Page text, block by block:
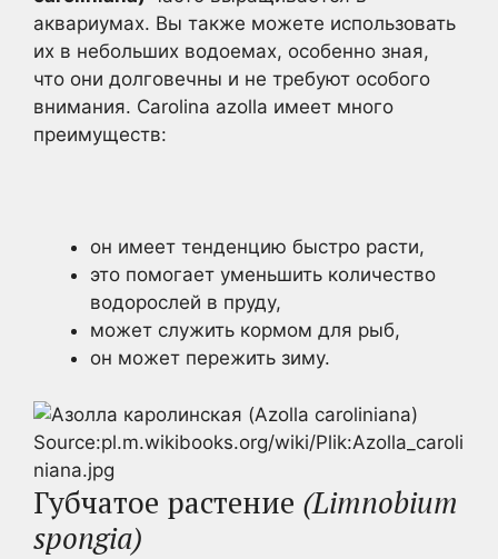
аквариумах. Вы также можете использовать
их в небольших водоемах, особенно зная,
что они долговечны и не требуют особого
внимания. Carolina azolla имеет много
преимуществ:
он имеет тенденцию быстро расти,
это помогает уменьшить количество
водорослей в пруду,
может служить кормом для рыб,
он может пережить зиму.
Source:pl.m.wikibooks.org/wiki/Plik:Azolla_caroli
niana.jpg
Губчатое растение (Limnobium
spongia)